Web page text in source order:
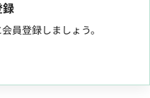
録
員登録しましょう。